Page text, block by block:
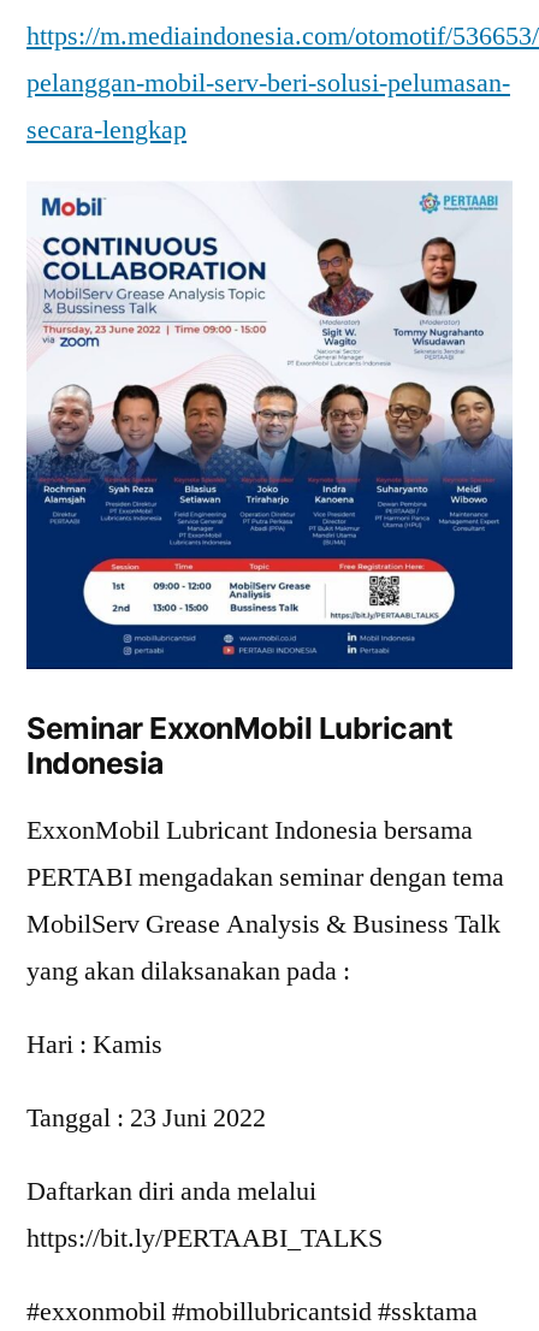
https://m.mediaindonesia.com/otomotif/
pelanggan-mobil-serv-beri-solusi-pelumasan-
secara-lengkap
Seminar ExxonMobil Lubricant
Indonesia
ExxonMobil Lubricant Indonesia bersama
PERTABI mengadakan seminar dengan tema
MobilServ Grease Analysis & Business Talk
yang akan dilaksanakan pada :
Hari : Kamis
Tanggal : 23 Juni 2022
Daftarkan diri anda melalui
https://bit.ly/PERTAABI_TALKS
#exxonmobil #mobillubricantsid #ssktama